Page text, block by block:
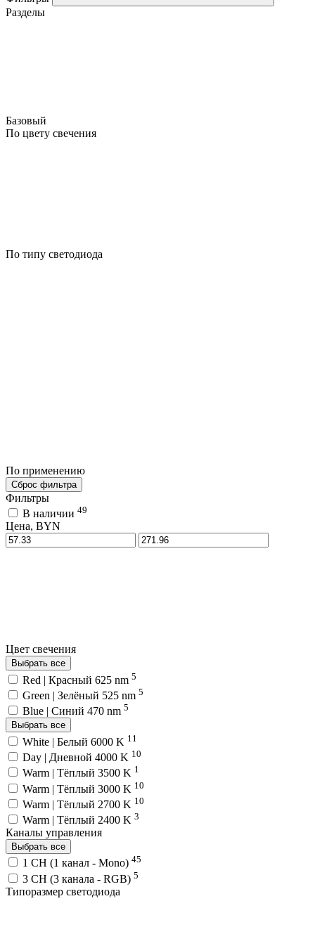
Разделы
Базовый
По цвету свечения
По типу светодиода
По применению
Сброс фильтра
Фильтры
В наличии 49
Цена, BYN
Цвет свечения
Выбрать все
Red | Красный 625 nm 5
Green | Зелёный 525 nm 5
Blue | Синий 470 nm 5
Выбрать все
White | Белый 6000 K 11
Day | Дневной 4000 K 10
Warm | Тёплый 3500 K 1
Warm | Тёплый 3000 K 10
Warm | Тёплый 2700 K 10
Warm | Тёплый 2400 K 3
Каналы управления
Выбрать все
1 CH (1 канал - Mono) 45
3 CH (3 канала - RGB) 5
Типоразмер светодиода